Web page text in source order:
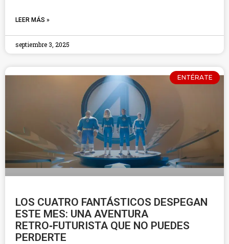
LEER MÁS »
septiembre 3, 2025
ENTÉRATE
LOS CUATRO FANTÁSTICOS DESPEGAN
ESTE MES: UNA AVENTURA
RETRO‑FUTURISTA QUE NO PUEDES
PERDERTE